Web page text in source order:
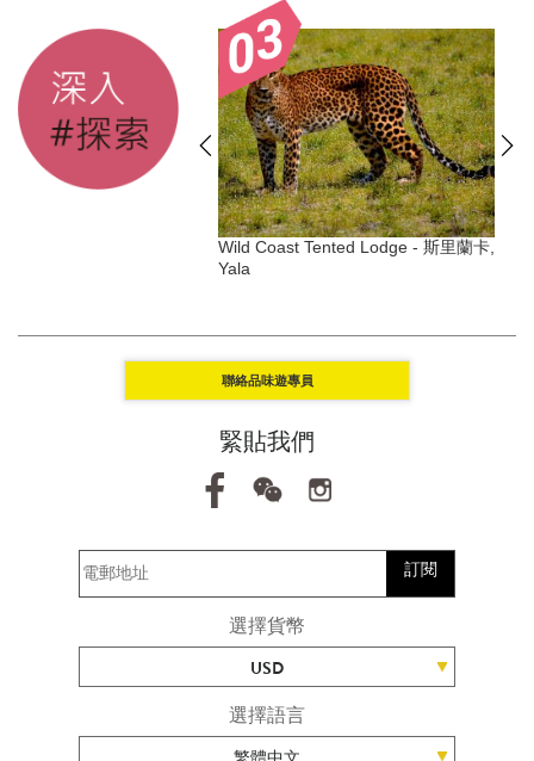
Wild Coast Tented Lodge - 斯里蘭卡,
Yala
聯絡品味遊專員
緊貼我們
訂閱
選擇貨幣
USD
選擇語言